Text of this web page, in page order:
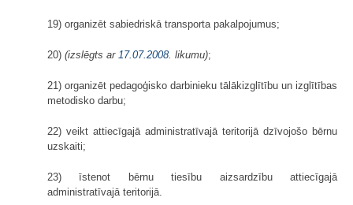
19) organizēt sabiedriskā transporta pakalpojumus;
20) (izslēgts ar 17.07.2008 . likumu);
21) organizēt pedagoģisko darbinieku tālākizglītību un izglītības
metodisko darbu;
22) veikt attiecīgajā administratīvajā teritorijā dzīvojošo bērnu
uzskaiti;
23) īstenot bērnu tiesību aizsardzību attiecīgajā
administratīvajā teritorijā.